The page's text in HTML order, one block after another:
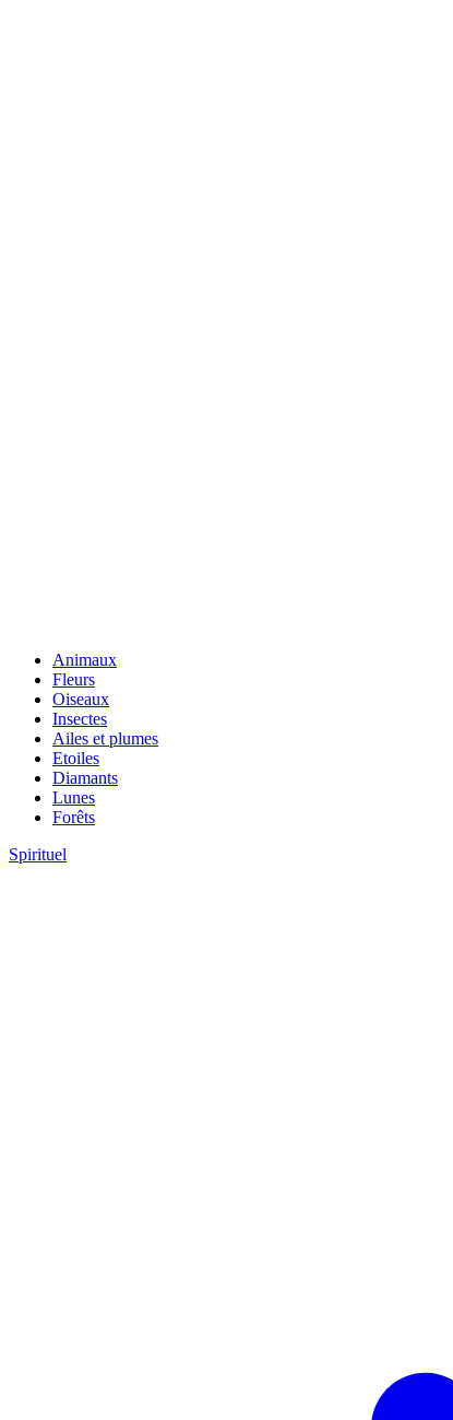
Animaux
Fleurs
Oiseaux
Insectes
Ailes et plumes
Etoiles
Diamants
Lunes
Forêts
Spirituel